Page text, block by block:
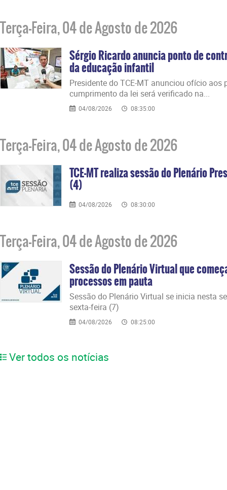
Terça-Feira, 04 de Agosto de 2026
Sérgio Ricardo anuncia ponto de
da educação infantil
Presidente do TCE-MT anunciou ofício aos
cumprimento da lei será verificado na...
04/08/2026 08:35:00
Terça-Feira, 04 de Agosto de 2026
TCE-MT realiza sessão do Plenário
(4)
04/08/2026 08:30:00
Terça-Feira, 04 de Agosto de 2026
Sessão do Plenário Virtual que
processos em pauta
Sessão do Plenário Virtual se inicia nesta
sexta-feira (7)
04/08/2026 08:25:00
Ver todos os notícias